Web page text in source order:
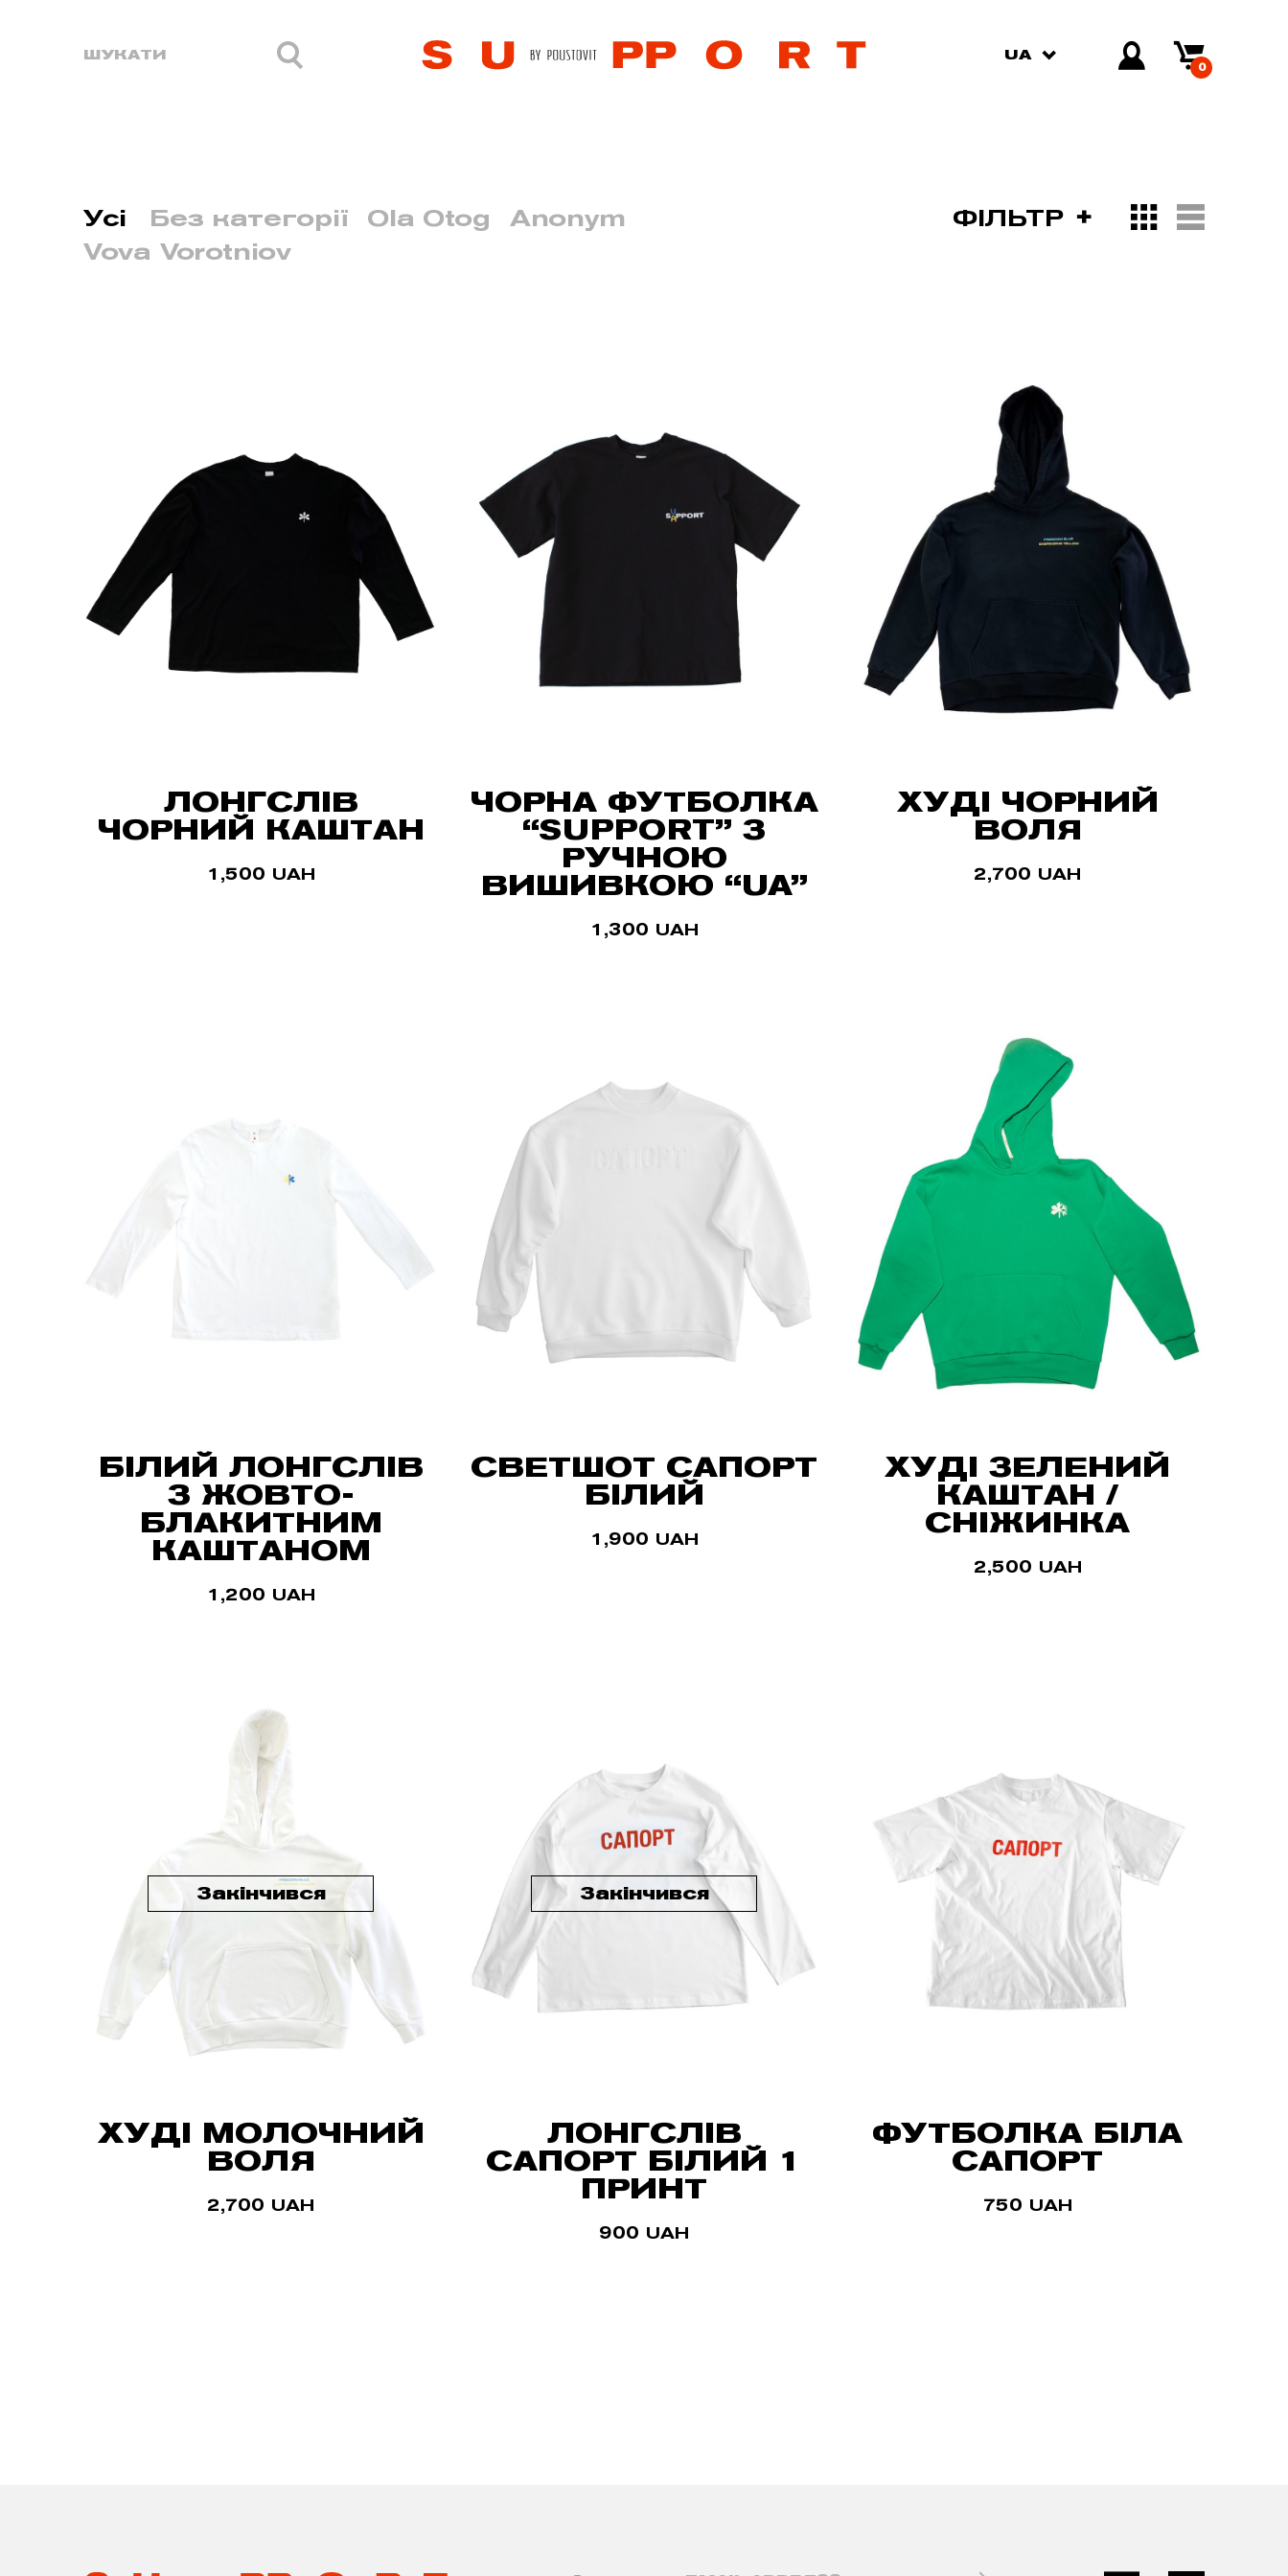
UA
0
Усі Без категорії Ola Otog
Anonym
Vova Vorotniov
ФІЛЬТР
ЛОНГСЛІВ
ЧОРНИЙ КАШТАН
1,500 UAH
ЧОРНА ФУТБОЛКА
“SUPPORT” З
РУЧНОЮ
ВИШИВКОЮ “UA”
1,300 UAH
ХУДІ ЧОРНИЙ
ВОЛЯ
2,700 UAH
БІЛИЙ ЛОНГСЛІВ
З ЖОВТО-
БЛАКИТНИМ
КАШТАНОМ
1,200 UAH
СВЕТШОТ САПОРТ
БІЛИЙ
1,900 UAH
ХУДІ ЗЕЛЕНИЙ
КАШТАН /
СНІЖИНКА
2,500 UAH
Закінчився
ХУДІ МОЛОЧНИЙ
ВОЛЯ
2,700 UAH
Закінчився
ЛОНГСЛІВ
САПОРТ БІЛИЙ 1
ПРИНТ
900 UAH
ФУТБОЛКА БІЛА
САПОРТ
750 UAH